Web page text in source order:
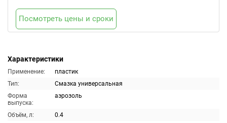
Характеристики
Применение:
пластик
Тип:
Смазка универсальная
Форма
выпуска:
аэрозоль
Объём, л:
0.4
Посмотреть цены и сроки